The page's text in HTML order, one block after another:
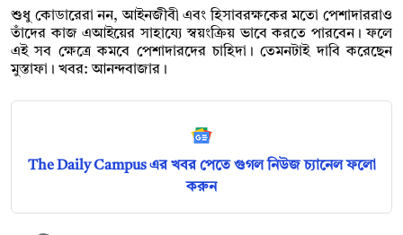
শুধু কোডারেরা নন, আইনজীবী এবং হিসাবরক্ষকের মতো পেশাদাররাও
তাঁদের কাজ এআইয়ের সাহায্যে স্বয়ংক্রিয় ভাবে করতে পারবেন। ফলে
এই সব ক্ষেত্রে কমবে পেশাদারদের চাহিদা। তেমনটাই দাবি করেছেন
মুস্তাফা। খবর: আনন্দবাজার।
The Daily Campus এর খবর পেতে গুগল নিউজ চ্যানেল ফলো
করুন